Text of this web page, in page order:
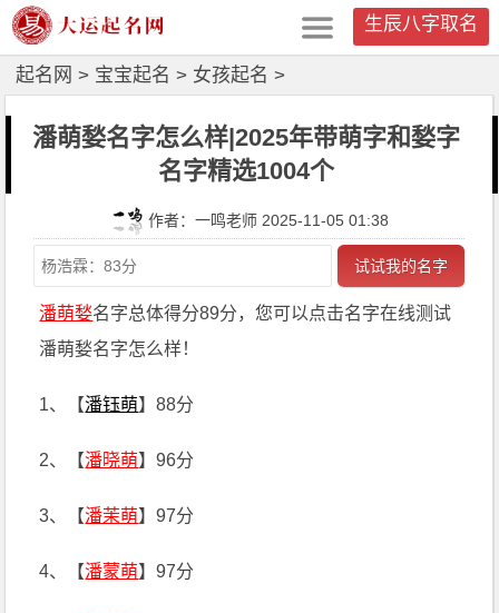
生辰八字取名
起名网 > 宝宝起名 > 女孩起名 >
潘萌媝名字怎么样|2025年带萌字和媝字
名字精选1004个
作者：一鸣老师 2025-11-05 01:38
试试我的名字
潘萌媝名字总体得分89分，您可以点击名字在线测试
潘萌媝名字怎么样！
1、【潘钰萌】88分
2、【潘晓萌】96分
3、【潘茉萌】97分
4、【潘蒙萌】97分